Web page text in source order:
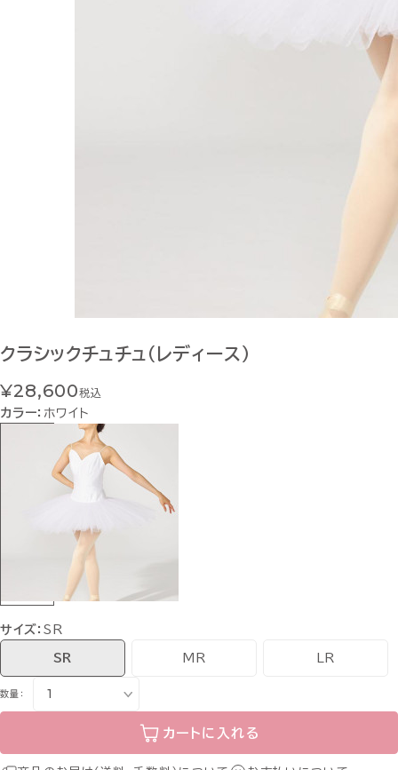
クラシックチュチュ（レディース）
¥28,600税込
カラー： ホワイト
サイズ：SR
SR MR LR
数量：
カートに入れる